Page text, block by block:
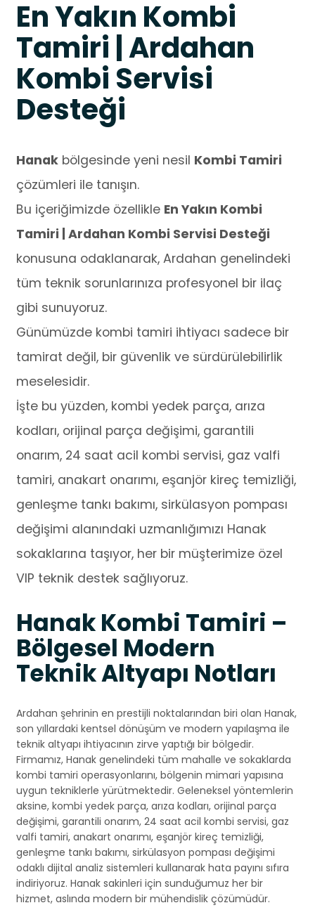
En Yakın Kombi
Tamiri | Ardahan
Kombi Servisi
Desteği
Hanak bölgesinde yeni nesil Kombi Tamiri
çözümleri ile tanışın.
Bu içeriğimizde özellikle En Yakın Kombi
Tamiri | Ardahan Kombi Servisi Desteği
konusuna odaklanarak, Ardahan genelindeki
tüm teknik sorunlarınıza profesyonel bir ilaç
gibi sunuyoruz.
Günümüzde kombi tamiri ihtiyacı sadece bir
tamirat değil, bir güvenlik ve sürdürülebilirlik
meselesidir.
İşte bu yüzden, kombi yedek parça, arıza
kodları, orijinal parça değişimi, garantili
onarım, 24 saat acil kombi servisi, gaz valfi
tamiri, anakart onarımı, eşanjör kireç temizliği,
genleşme tankı bakımı, sirkülasyon pompası
değişimi alanındaki uzmanlığımızı Hanak
sokaklarına taşıyor, her bir müşterimize özel
VIP teknik destek sağlıyoruz.
Hanak Kombi Tamiri –
Bölgesel Modern
Teknik Altyapı Notları
Ardahan şehrinin en prestijli noktalarından biri olan Hanak,
son yıllardaki kentsel dönüşüm ve modern yapılaşma ile
teknik altyapı ihtiyacının zirve yaptığı bir bölgedir.
Firmamız, Hanak genelindeki tüm mahalle ve sokaklarda
kombi tamiri operasyonlarını, bölgenin mimari yapısına
uygun tekniklerle yürütmektedir. Geleneksel yöntemlerin
aksine, kombi yedek parça, arıza kodları, orijinal parça
değişimi, garantili onarım, 24 saat acil kombi servisi, gaz
valfi tamiri, anakart onarımı, eşanjör kireç temizliği,
genleşme tankı bakımı, sirkülasyon pompası değişimi
odaklı dijital analiz sistemleri kullanarak hata payını sıfıra
indiriyoruz. Hanak sakinleri için sunduğumuz her bir
hizmet, aslında modern bir mühendislik çözümüdür.